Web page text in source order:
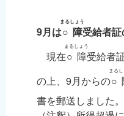
9月は○障
まるしょう
受給者
現在○障
まるしょう
受給者
の上、9月からの○
まる
書を郵送しました。